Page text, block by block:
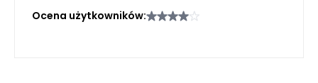
Ocena użytkowników: